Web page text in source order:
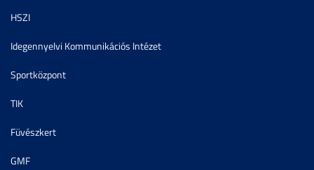
HSZI
Idegennyelvi Kommunikációs Intézet
Sportközpont
TIK
Füvészkert
GMF